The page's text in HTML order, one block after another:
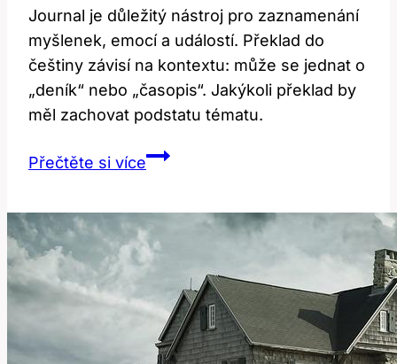
Journal je důležitý nástroj pro zaznamenání
myšlenek, emocí a událostí. Překlad do
češtiny závisí na kontextu: může se jednat o
„deník“ nebo „časopis“. Jakýkoli překlad by
měl zachovat podstatu tématu.
Přečtěte si víceJournal:
jeho
význam
jak
ho
přeložit?